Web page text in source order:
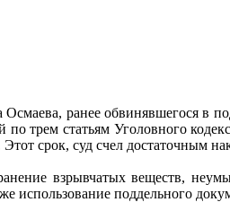
ранее обвинявшегося в
трем статьям Уголовного
срок, суд счел достаточным
взрывчатых веществ,
использование поддельного